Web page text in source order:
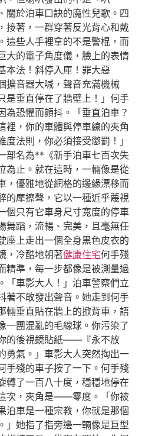
關於泊車口訣的魔性兒歌。四
接著，一群穿著反光背心和戴
這些人手裡拿的不是警棍，而
大的電子角度儀，臉上的表情
本法！斜停入庫！罪大惡
擴音器大喊，聲音充滿機械
是垂直停在了牆壁上！」何手
為恐懼而顫抖。「垂直泊車？
裡，你的車體與停車線的夾角
法則，你必須接受懲罰！」
部名為**《新手泊車七百次失
為止。就在這時，一輛像是從
，優雅地從網格的邊緣漂移而
的摩擦聲，它以一種近乎蔑視
個只有它車身尺寸寬度的停車
舞蹈，流暢、完美，且毫無任
座上走出一個全身黑色皮衣的
，冷酷地朝著健康住宅何手殘
精準，每一步都像是被測量過
「車影大人！」泊車警察們立
著不敢發出聲音。她走到何手
輛垂直貼在牆上的掀背車，語
一團混亂的毛線球。你污染了
的後視鏡貼紙——『永不放
勇氣。」車影大人突然掏出一
手殘的車子按了一下。何手殘
轉了一百八十度，穩穩地停在
次，夾角是——零度。「你被
泊車是一種宗教，你就是那個
」她指了指旁邊一輛像是巨型